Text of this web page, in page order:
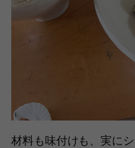
材料も味付けも、実に